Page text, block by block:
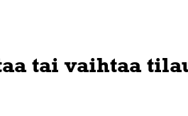
tai vaihtaa